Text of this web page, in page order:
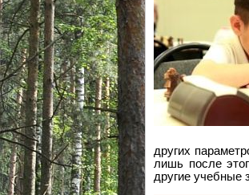
других
лишь после
другие учебные